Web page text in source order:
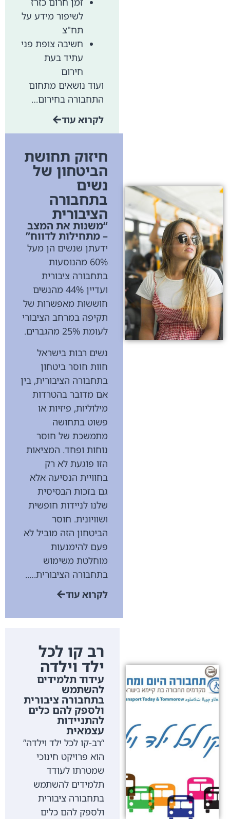
לשיפור מידע על
תח"צ
חשיבה צופת פני
עתיד בעת
חירום
ועוד נושאים מתחום
התחבורה בחירום…
לקרוא עוד
חיזוק תחושת
הביטחון של
נשים
בתחבורה
הציבורית
“משנות את המצב
– מתחילות לדווח”
ידעתן שנשים הן מעל
60% מהנוסעות
בתחבורה ציבורית
ועדיין 44% מהנשים
חוששות מאפשרות של
תקיפה במרחב הציבורי
לעומת 25% מהגברים.
נשים רבות בישראל
חוות חוסר ביטחון
בתחבורה הציבורית, בין
אם מדובר בהטרדות
מילוליות, פיזיות או
פשוט בתחושה
מתמשכת של חוסר
נוחות ופחד. המציאות
הזו פוגעת לא רק
בחוויית הנסיעה אלא
גם בזכות הבסיסית
שלנו לניידות חופשית
ושוויונית. חוסר
הביטחון הזה מוביל לא
פעם להימנעות
מוחלטת משימוש
בתחבורה הציבורית…..
לקרוא עוד
רב קו לכל
ילד וילדה
עידוד תלמידים
להשתמש
בתחבורה ציבורית
ולספק להם כלים
להתניידות
עצמאית
“רב-קו לכל ילד וילדה”
הוא פרויקט חינוכי
שמטרתו לעודד
תלמידים להשתמש
בתחבורה ציבורית
ולספק להם כלים